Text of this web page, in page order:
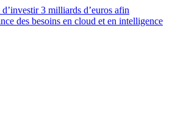
3 milliards d’euros afin
des besoins en cloud et en intelligence